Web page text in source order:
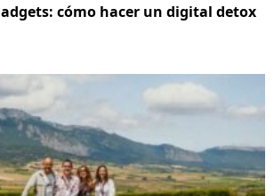
cómo hacer un digital detox